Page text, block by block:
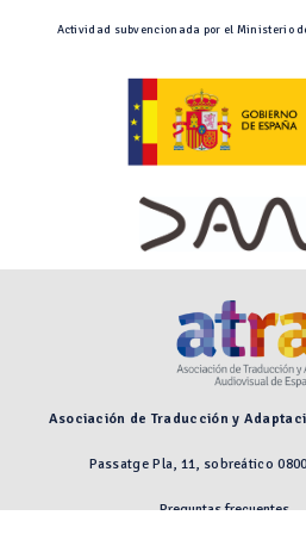
Actividad subvencionada por el Ministerio
Asociación de Traducción y
Passatge Pla, 11, sobreático
Preguntas frecuentes